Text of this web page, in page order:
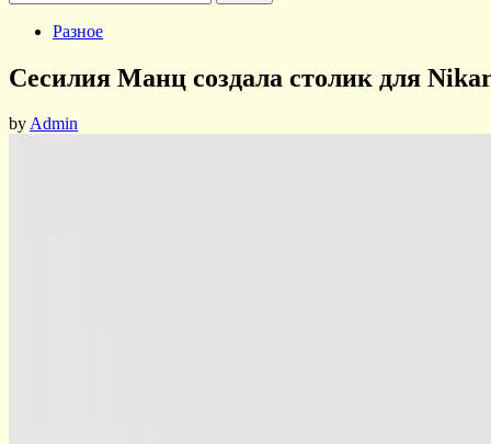
PostedРазное
Сесилия Манц создала столик для
byAdmin